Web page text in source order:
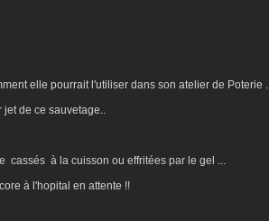
elle pourrait l'utiliser dans son atelier de Poterie .
jet de ce sauvetage..
cassés à la cuisson ou effritées par le gel ...
à l'hopital en attente !!